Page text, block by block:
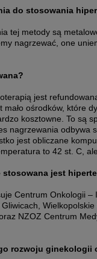
do stosowania
tej metody są
nagrzewać, one
jest
mało ośrodków, które
kosztowne. To są
nagrzewania odbywa
jest obliczane
to 42 st. C,
jest
Centrum Onkologii
NZOZ Centrum
rozwoju ginekologii